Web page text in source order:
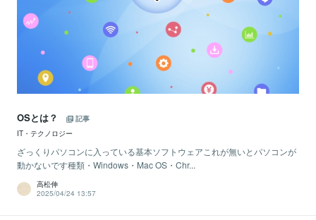
OSとは？
記事
IT・テクノロジー
ざっくりパソコンに入っている基本ソフトウェアこれが無いとパソコンが
動かないです種類・Windows・Mac OS・Chr...
高松伸
2025/04/24 13:57